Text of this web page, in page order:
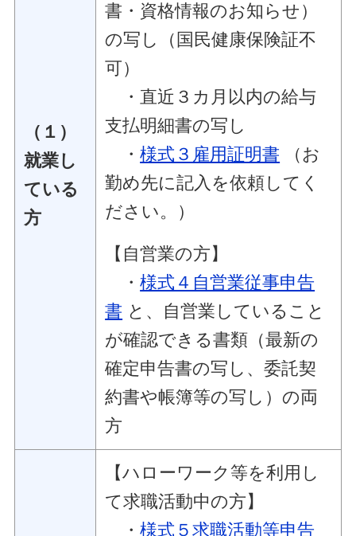
（１）
就業し
ている
方
書・資格情報のお知らせ）
の写し（国民健康保険証不
可）
・直近３カ月以内の給与
支払明細書の写し
・様式３雇用証明書 （お
勤め先に記入を依頼してく
ださい。）
【自営業の方】
・様式４自営業従事申告
書 と、自営業していること
が確認できる書類（最新の
確定申告書の写し、委託契
約書や帳簿等の写し）の両
方
【ハローワーク等を利用し
て求職活動中の方】
・様式５求職活動等申告